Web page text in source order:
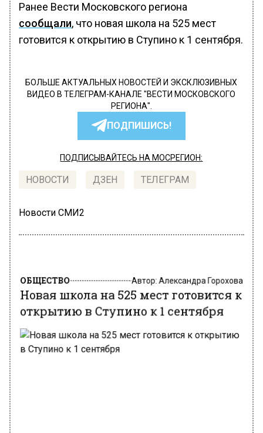
Ранее Вести Московского региона
сообщали, что новая школа на 525 мест
готовится к открытию в Ступино к 1 сентября.
БОЛЬШЕ АКТУАЛЬНЫХ НОВОСТЕЙ И ЭКСКЛЮЗИВНЫХ
ВИДЕО В ТЕЛЕГРАМ-КАНАЛЕ "ВЕСТИ МОСКОВСКОГО
РЕГИОНА".
ПОДПИШИСЬ!
ПОДПИСЫВАЙТЕСЬ НА МОСРЕГИОН:
НОВОСТИ ДЗЕН ТЕЛЕГРАМ
Новости СМИ2
Новая школа на 525 мест готовится к
открытию в Ступино к 1 сентября